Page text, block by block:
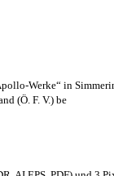
Werke“ in
(Ö. F. V.) be